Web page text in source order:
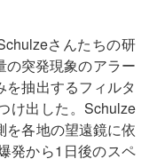
さんたちの研
突発現象のアラー
を抽出するフィルタ
け出した。Schulze
を各地の望遠鏡に依
発から1日後のスペ